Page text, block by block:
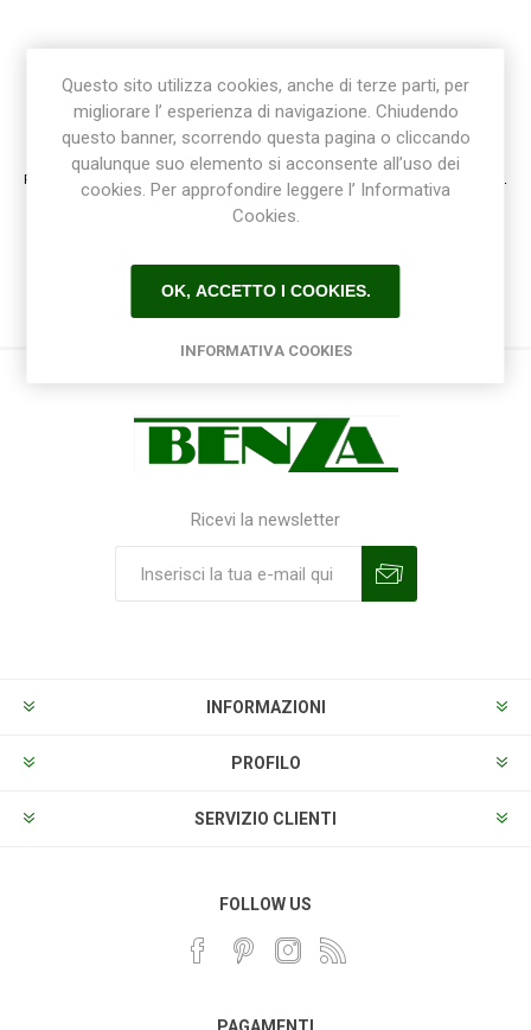
Registrazione / Login
Registrati e accedi al sito per ottenere l'esperienza migliore e ottenere tutti i vantaggi.
Ricevi la newsletter
INFORMAZIONI
PROFILO
SERVIZIO CLIENTI
FOLLOW US
Questo sito utilizza cookies, anche di terze parti, per
migliorare l’ esperienza di navigazione. Chiudendo
questo banner, scorrendo questa pagina o cliccando
qualunque suo elemento si acconsente all’uso dei
cookies. Per approfondire leggere l’ Informativa
Cookies.
OK, ACCETTO I COOKIES.
INFORMATIVA COOKIES